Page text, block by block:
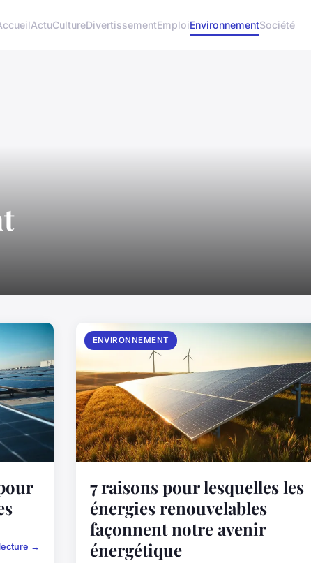
ActuCultureDivertissementEmploiEnvironnementSociété
→
ENVIRONNEMENT
7 raisons pour lesquelles les
énergies renouvelables
façonnent notre avenir
énergétique